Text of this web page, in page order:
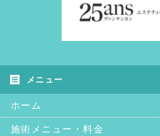
ホーム
施術メニュー・料金